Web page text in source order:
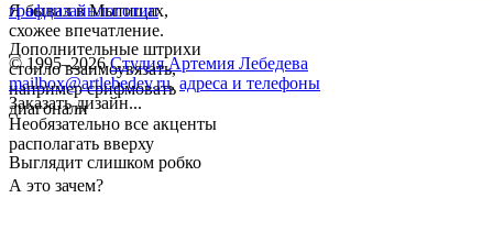
Я бывал в Мытищах,
схожее впечатление.
Дополнительные штрихи
стоило взаимоувязать,
например срифмовать
диагонали
Необязательно все акценты
располагать вверху
Выглядит слишком робко
А это зачем?
графдизайнлоготип
© 1995–2026 Студия Артемия Лебедева
mailbox@artlebedev.ru, адреса и телефоны
Заказать дизайн...